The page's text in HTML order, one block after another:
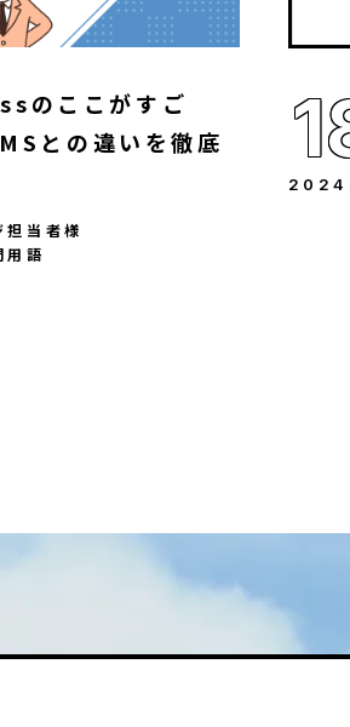
のここがすご
との違いを徹底
担当者様
用語
2024